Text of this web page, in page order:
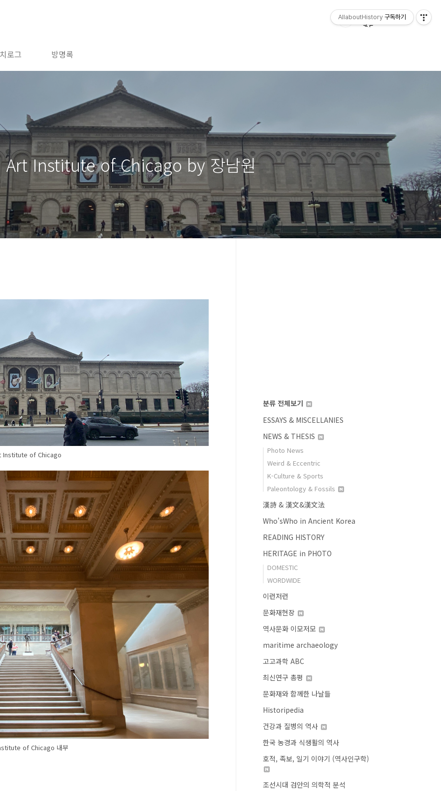
로그 방명록
Art Institute of Chicago by 장남원
Institute of Chicago
of Chicago 내부
분류 전체보기
ESSAYS & MISCELLANIES
NEWS & THESIS
Photo News
Weird & Eccentric
K-Culture & Sports
Paleontology & Fossils
漢詩 & 漢文&漢文法
Who'sWho in Ancient Korea
READING HISTORY
HERITAGE in PHOTO
DOMESTIC
WORDWIDE
이런저런
문화재현장
역사문화 이모저모
maritime archaeology
고고과학 ABC
최신연구 총평
문화재와 함께한 나날들
Historipedia
건강과 질병의 역사
한국 농경과 식생활의 역사
호적, 족보, 일기 이야기 (역사인구학)
조선시대 검안의 의학적 분석
AllaboutHistory 구독하기